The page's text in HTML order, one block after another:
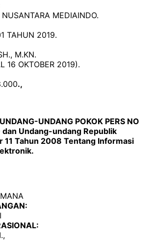
MEDIAINDO.
TAHUN 2019.
M.KN.
16 OKTOBER 2019).
.,
UNDANG POKOK PERS NO
Undang-undang Republik
11 Tahun 2008 Tentang Informasi